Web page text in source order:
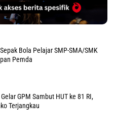
Bola Pelajar SMP-SMA/SMK
Pemda
GPM Sambut HUT ke 81 RI,
Terjangkau